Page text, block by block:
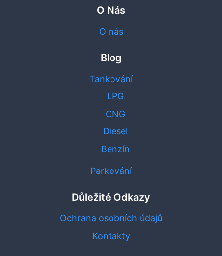
O Nás
O nás
Blog
Tankování
LPG
CNG
Diesel
Benzín
Parkování
Důležité Odkazy
Ochrana osobních údajů
Kontakty